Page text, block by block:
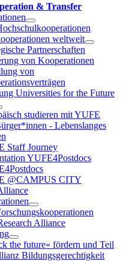
& Transfer
weltweit
Partnerschaften
von Kooperationen
von
Universities for the Future
studieren mit YUFE
- Lebenslanges
Staff Journey
YUFE4Postdocs
@CAMPUS CITY
Alliance
the future« fördern und Teil
Bildungsgerechtigkeit